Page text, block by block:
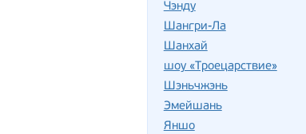
Чэнду
Шангри-Ла
Шанхай
шоу «Троецарствие»
Шэньчжэнь
Эмейшань
Яншо